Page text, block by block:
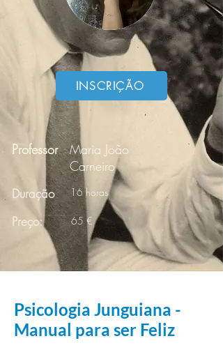
INSCRIÇÃO
Professor
Maria João
Carneiro
Duração
Preço:
16 horas
65 €
Psicologia Junguiana -
Manual para ser Feliz